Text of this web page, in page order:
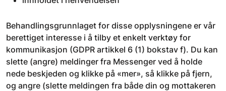
Behandlingsgrunnlaget for disse opplysningene er vår
berettiget interesse i å tilby et enkelt verktøy for
kommunikasjon (GDPR artikkel 6 (1) bokstav f). Du kan
slette (angre) meldinger fra Messenger ved å holde
nede beskjeden og klikke på «mer», så klikke på fjern,
og angre (slette meldingen fra både din og mottakeren